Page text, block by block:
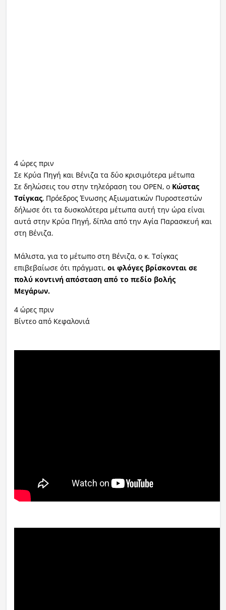
4 ώρες πριν
Σε Κρύα Πηγή και Βένιζα τα δύο κρισιμότερα μέτωπα
Σε δηλώσεις του στην τηλεόραση του OPEN, ο Κώστας
Τσίγκας, Πρόεδρος Ένωσης Αξιωματικών Πυροστεστών
δήλωσε ότι τα δυσκολότερα μέτωπα αυτή την ώρα είναι
αυτά στην Κρύα Πηγή, δίπλα από την Αγία Παρασκευή και
στη Βένιζα.
Μάλιστα, για το μέτωπο στη Βένιζα, ο κ. Τσίγκας
επιβεβαίωσε ότι πράγματι, οι φλόγες βρίσκονται σε
πολύ κοντινή απόσταση από το πεδίο βολής
Μεγάρων.
4 ώρες πριν
Βίντεο από Κεφαλονιά